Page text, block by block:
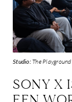
Studio:The Playground
SONY X